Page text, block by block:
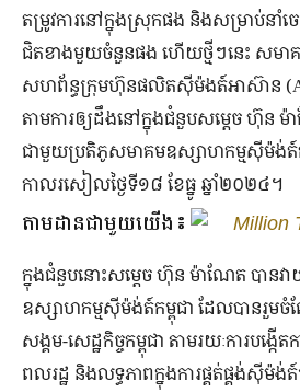
តម្រូវការនៅក្នុងស្រុកផង និងសម្រាប់នាំ
ជិតខាងមួយចំនួនផង ហើយថ្មីៗនេះ សមា
សហព័ន្ធក្រុមហ៊ុនផលិតស៊ីម៉ងត៍អាស៊ាន
តាមការឲ្យដឹងនៅក្នុងជំនួបសម្ដេច ហ៊ុន ម៉ា
ជាមួយប្រតិភូសមាគមឧស្សាហកម្មស៊ីម៉ង់ត៍ក
កាលរសៀលថ្ងៃទី១៨ ខែធ្នូ ឆ្នាំ២០២៤។
តាមដានជាមួយយើង៖ Million
ក្នុងជំនួបនោះសម្ដេច ហ៊ុន ម៉ាណែត បានវ
ឧស្សាហកម្មស៊ីម៉ង់ត៍កម្ពុជា ដែលបានរួមចំ
សង្គម-សេដ្ឋកិច្ចកម្ពុជា តាមរយៈការបង្កើ
ពលរដ្ឋ និងលទ្ធភាពក្នុងការផ្គត់ផ្គង់ស៊ី